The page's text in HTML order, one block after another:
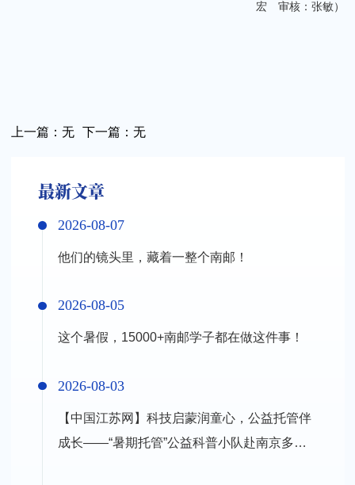
宏 审核：张敏）
上一篇： 无 下一篇： 无
最新文章